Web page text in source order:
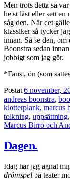
Men trots detta så var
helst läst eller sett en
såg den. När det
klassiker så tycker
innan. Så se den, om
Boonstra sedan
jobbigt som jag gör.
*Faust, ön (som
Postat 6 november,
andreas boonstra,
klotterplank, marcus
tolkning, uppsättning,
Marcus Birro och
Dagen.
Idag har jag ägnat
drömspel på teater